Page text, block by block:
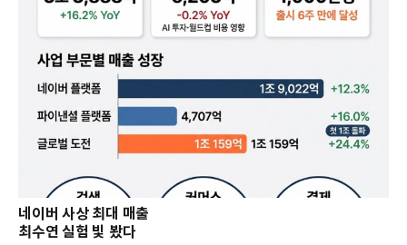
네이버 사상 최대 매출
최수연 실험 빛 봤다